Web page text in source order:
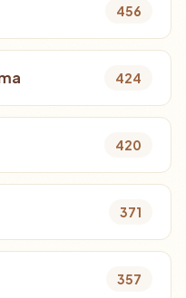
456
424
420
371
357